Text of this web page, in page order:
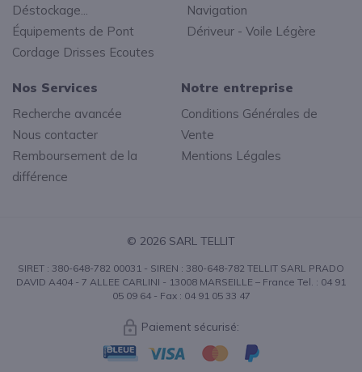
Nos Services
Recherche avancée
Nous contacter
Remboursement de la
différence
Notre entreprise
Conditions Générales de
Vente
Mentions Légales
Déstockage...
Équipements de Pont
Cordage Drisses Ecoutes
Navigation
Dériveur - Voile Légère
© 2026 SARL TELLIT
SIRET : 380-648-782 00031 - SIREN : 380-648-782 TELLIT SARL PRADO
DAVID A404 - 7 ALLEE CARLINI - 13008 MARSEILLE – France Tel. : 04 91
05 09 64 - Fax : 04 91 05 33 47
Paiement sécurisé: